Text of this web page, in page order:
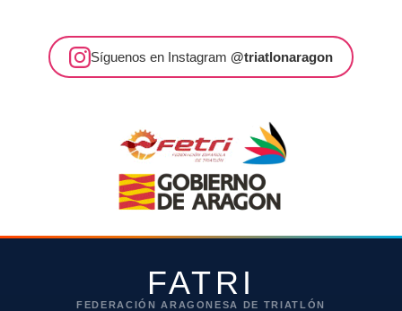
Síguenos en Instagram @triatlonaragon
FATRI
FEDERACIÓN ARAGONESA DE TRIATLÓN